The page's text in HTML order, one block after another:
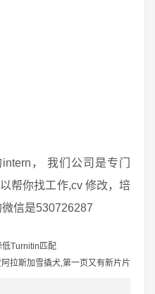
， 我们公司是专门
帮你找工作,cv 修改，培
信是530726287
Turnitin匹配
拉斯加雪撬犬,第一页又有新片片